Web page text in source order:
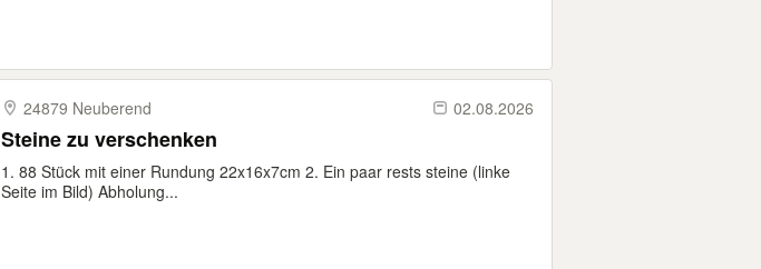
24879 Neuberend 02.08.2026
Steine zu verschenken
1. 88 Stück mit einer Rundung 22x16x7cm 2. Ein paar rests steine (linke
Seite im Bild) Abholung...